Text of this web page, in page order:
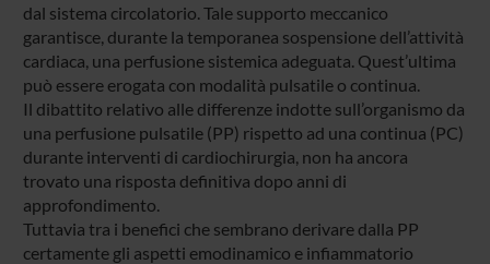
dal sistema circolatorio. Tale supporto meccanico
garantisce, durante la temporanea sospensione dell’attività
cardiaca, una perfusione sistemica adeguata. Quest’ultima
può essere erogata con modalità pulsatile o continua.
Il dibattito relativo alle differenze indotte sull’organismo da
una perfusione pulsatile (PP) rispetto ad una continua (PC)
durante interventi di cardiochirurgia, non ha ancora
trovato una risposta definitiva dopo anni di
approfondimento.
Tuttavia tra i benefici che sembrano derivare dalla PP
certamente gli aspetti emodinamico e infiammatorio